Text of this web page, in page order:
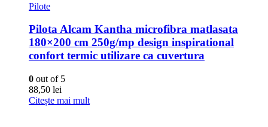
Pilote
Pilota Alcam Kantha microfibra matlasata
180×200 cm 250g/mp design inspirational
confort termic utilizare ca cuvertura
0 out of 5
88,50 lei
Citește mai mult